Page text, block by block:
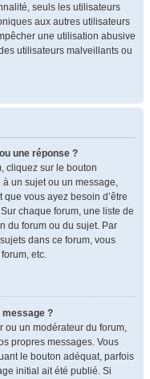
seuls les utilisateurs
aux autres utilisateurs
une utilisation abusive
utilisateurs malveillants ou
une réponse ?
cliquez sur le bouton
un sujet ou un message,
vous ayez besoin d’être
chaque forum, une liste de
du forum ou du sujet. Par
dans ce forum, vous
etc.
?
ou un modérateur du forum,
propres messages. Vous
le bouton adéquat, parfois
initial ait été publié. Si